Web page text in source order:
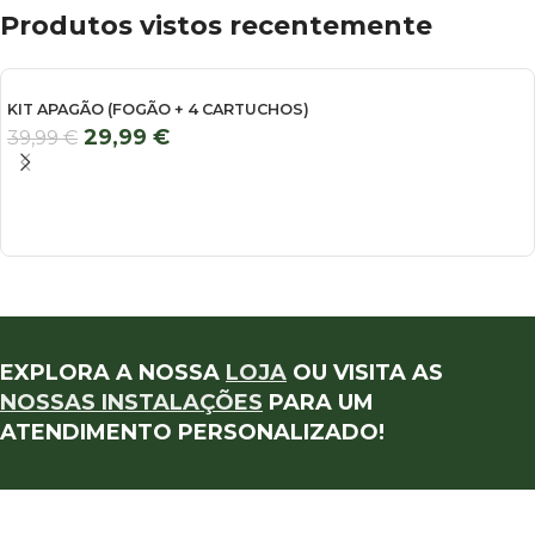
Produtos vistos recentemente
KIT APAGÃO (FOGÃO + 4 CARTUCHOS)
39,99€ 29,99 €
EXPLORA A NOSSA LOJA OU VISITA AS
NOSSAS INSTALAÇÕES PARA UM
ATENDIMENTO PERSONALIZADO!